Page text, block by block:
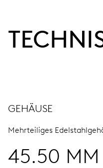
GEHÄUSE
Mehrteiliges
45.50 MM